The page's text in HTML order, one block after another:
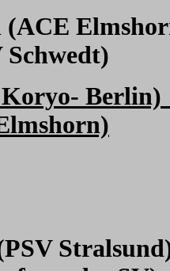
(ACE
Berlin)